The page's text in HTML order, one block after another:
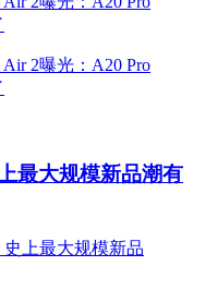
最大规模新品潮有